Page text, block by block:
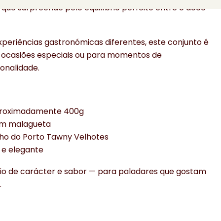
que surpreende pelo equilíbrio perfeito entre o doce
gastronómicas diferentes, este conjunto é
especiais ou para momentos de
400g
malagueta
do Porto Tawny Velhotes
elegante
de carácter e sabor — para paladares que gostam